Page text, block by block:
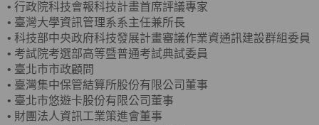
• 行政院科技會報科技計畫首席評議專家
• 臺灣大學資訊管理系系主任兼所長
• 科技部中央政府科技發展計畫審議作業資通訊建設群組委員
• 考試院考選部高等暨普通考試典試委員
• 臺北市市政顧問
• 臺灣集中保管結算所股份有限公司董事
• 臺北市悠遊卡股份有限公司董事
• 財團法人資訊工業策進會董事